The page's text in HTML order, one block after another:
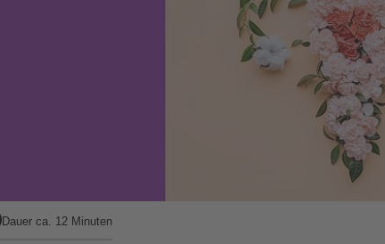
Dauer ca. 12 Minuten